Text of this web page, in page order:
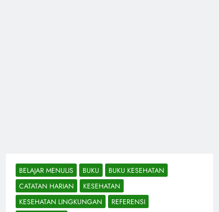
BELAJAR MENULIS BUKU
BUKU KESEHATAN
CATATAN HARIAN
KESEHATAN
KESEHATAN LINGKUNGAN
REFERENSI